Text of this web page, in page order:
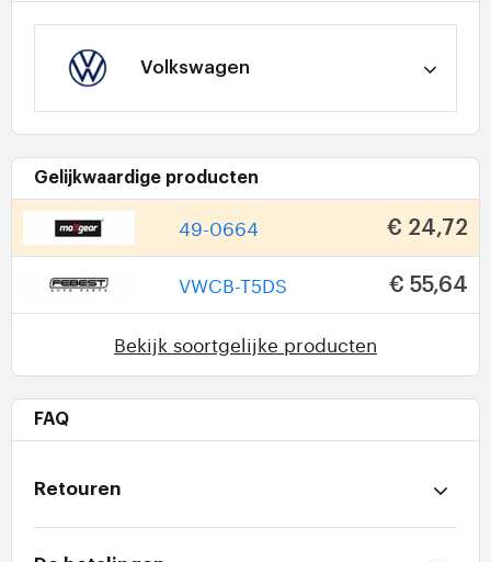
Volkswagen
Gelijkwaardige producten
49-0664 € 24,72
VWCB-T5DS € 55,64
Bekijk soortgelijke producten
FAQ
Retouren